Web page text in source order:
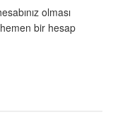
olması
bir hesap